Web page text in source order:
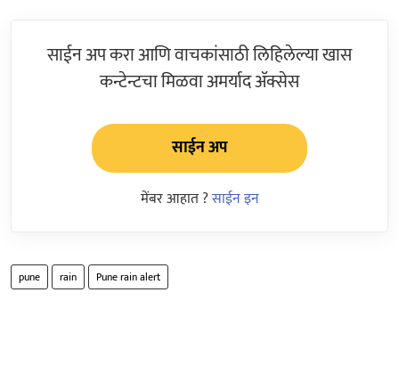
साईन अप करा आणि वाचकांसाठी लिहिलेल्या खास
कन्टेन्टचा मिळवा अमर्याद ॲक्सेस
साईन अप
मेंबर आहात ?साईन इन
pune rain Pune rain alert